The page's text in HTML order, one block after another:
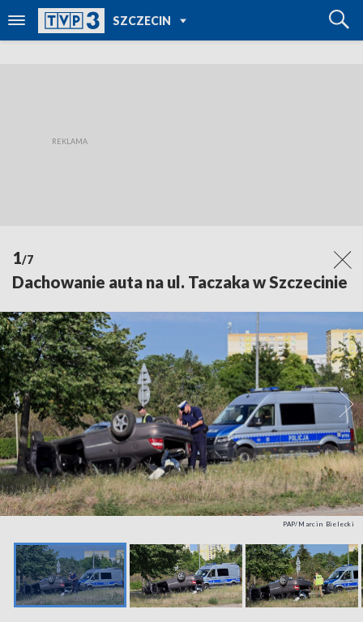
SZCZECIN
TVP REGIONY
1/7
Dachowanie auta na ul. Taczaka w Szczecinie
PAP/Marcin Bielecki